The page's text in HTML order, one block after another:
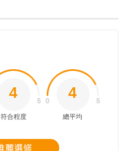
4
符合程度
4
總平均